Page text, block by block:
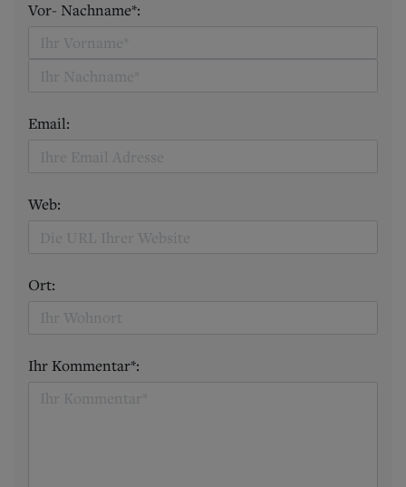
Vor- Nachname*:
Email:
Web:
Ort:
Ihr Kommentar*: